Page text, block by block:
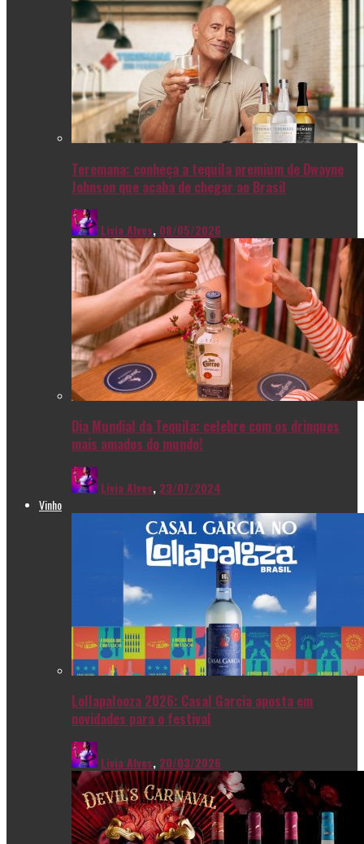
Teremana: conheça a tequila premium de Dwayne
Johnson que acaba de chegar ao Brasil
Livia Alves, 08/05/2026
Dia Mundial da Tequila: celebre com os drinques
mais amados do mundo!
Livia Alves, 23/07/2024
Vinho
Lollapalooza 2026: Casal Garcia aposta em
novidades para o festival
Livia Alves, 20/03/2026